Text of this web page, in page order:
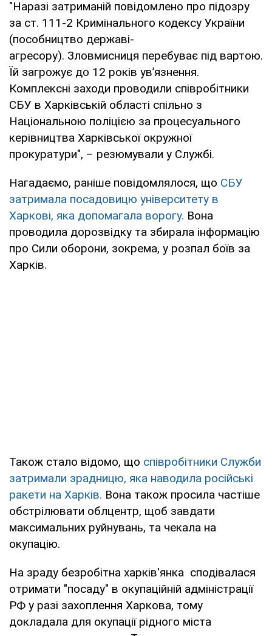
"Наразі затриманій повідомлено про підозру
за ст. 111-2 Кримінального кодексу України
(пособництво державі-
агресору). Зловмисниця перебуває під вартою.
Їй загрожує до 12 років ув’язнення.
Комплексні заходи проводили співробітники
СБУ в Харківській області спільно з
Національною поліцією за процесуального
керівництва Харківської окружної
прокуратури", – резюмували у Службі.
Нагадаємо, раніше повідомлялося, що СБУ
затримала посадовицю університету в
Харкові, яка допомагала ворогу. Вона
проводила дорозвідку та збирала інформацію
про Сили оборони, зокрема, у розпал боїв за
Харків.
Також стало відомо, що співробітники Служби
затримали зрадницю, яка наводила російські
ракети на Харків. Вона також просила частіше
обстрілювати облцентр, щоб завдати
максимальних руйнувань, та чекала на
окупацію.
На зраду безробітна харків'янка сподівалася
отримати "посаду" в окупаційній адміністрації
РФ у разі захоплення Харкова, тому
докладала для окупації рідного міста